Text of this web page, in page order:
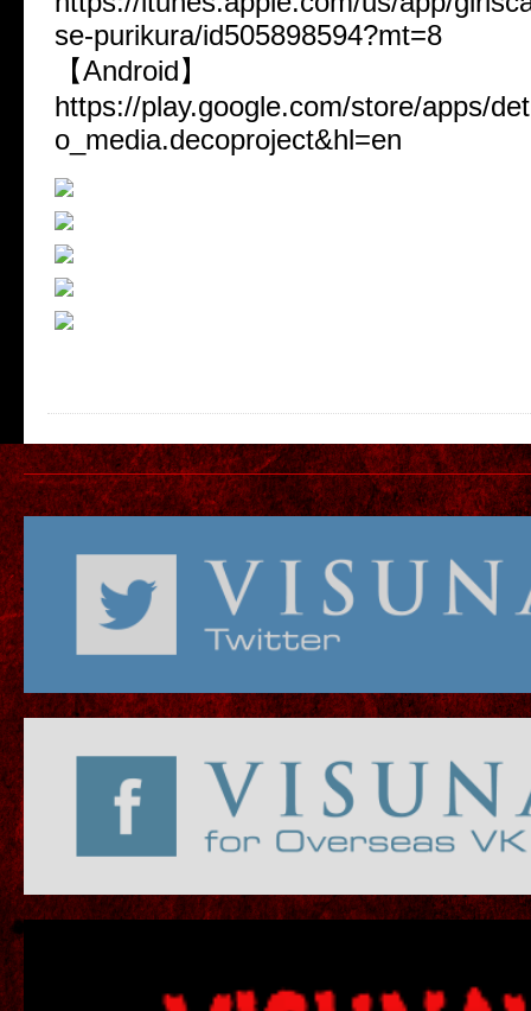
se-purikura/id505898594?mt=8
【Android】
https://play.google.com/store/apps/
o_media.decoproject&hl=en